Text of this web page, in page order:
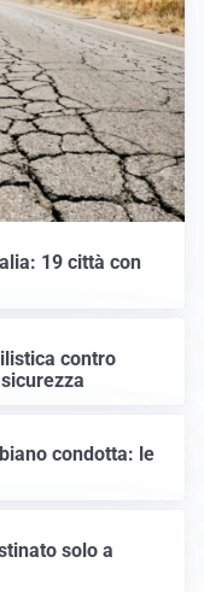
19 città con
contro
condotta: le
solo a